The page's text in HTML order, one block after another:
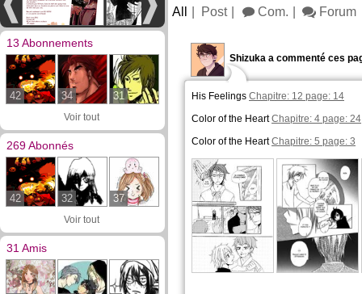
13 Abonnements
42 34 31
Voir tout
269 Abonnés
42 32 37
Voir tout
31 Amis
All
Post Com. Forum
Shizuka a commenté ces
His Feelings Chapitre: 12 page: 14
Color of the HeartChapitre: 4 page: 24
Color of the HeartChapitre: 5 page: 3